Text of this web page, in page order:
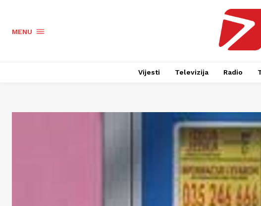
MENU
Vijesti Televizija Radio